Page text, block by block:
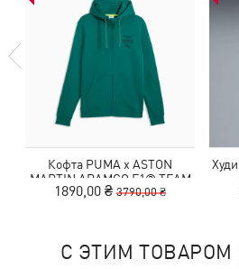
Кофта PUMA x ASTON
MARTIN ARAMCO F1® TEAM
Essentials Hoodie Men
1890,00 ₴ 3790,00 ₴
С ЭТИМ ТОВАРОМ